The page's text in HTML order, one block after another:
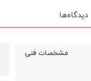
دیدگاه‌ها
مشخصات فنی